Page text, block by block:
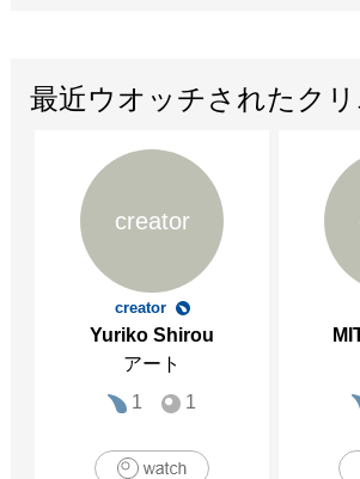
最近ウオッチされたク
creator
creator
Yuriko Shirou
アート
1
1